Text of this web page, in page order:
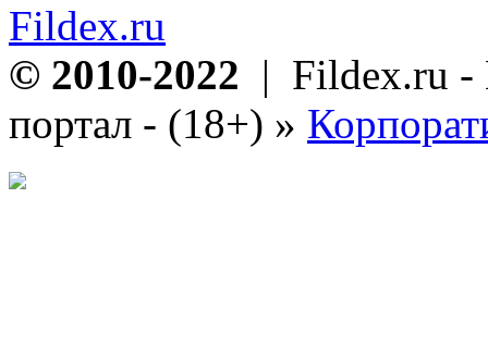
Fildex.ru
© 2010-2022 | Fildex.ru -
портал - (18+) »